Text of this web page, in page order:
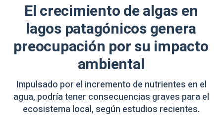
El crecimiento de algas en
lagos patagónicos genera
preocupación por su impacto
ambiental
Impulsado por el incremento de nutrientes en el
agua, podría tener consecuencias graves para el
ecosistema local, según estudios recientes.